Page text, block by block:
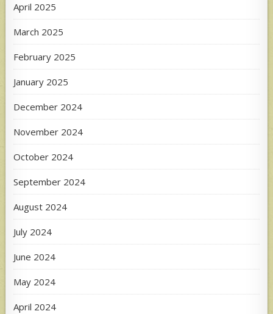
April 2025
March 2025
February 2025
January 2025
December 2024
November 2024
October 2024
September 2024
August 2024
July 2024
June 2024
May 2024
April 2024